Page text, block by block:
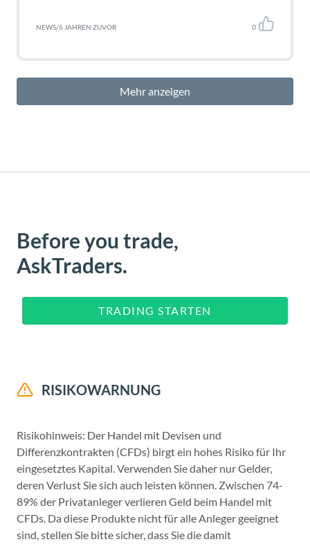
NEWS/6 JAHREN ZUVOR 0
Mehr anzeigen
Before you trade,
AskTraders.
TRADING STARTEN
RISIKOWARNUNG
Risikohinweis: Der Handel mit Devisen und
Differenzkontrakten (CFDs) birgt ein hohes Risiko für Ihr
eingesetztes Kapital. Verwenden Sie daher nur Gelder,
deren Verlust Sie sich auch leisten können. Zwischen 74-
89% der Privatanleger verlieren Geld beim Handel mit
CFDs. Da diese Produkte nicht für alle Anleger geeignet
sind, stellen Sie bitte sicher, dass Sie die damit